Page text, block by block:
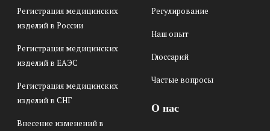
Регистрация медицинских
изделий в России
Регистрация медицинских
изделий в ЕАЭС
Регистрация медицинских
изделий в СНГ
Внесение изменений в
Регулирование
Наш опыт
Глоссарий
Частые вопросы
О нас